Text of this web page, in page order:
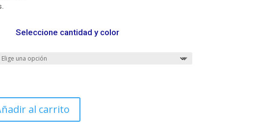
Seleccione cantidad y color
al carrito